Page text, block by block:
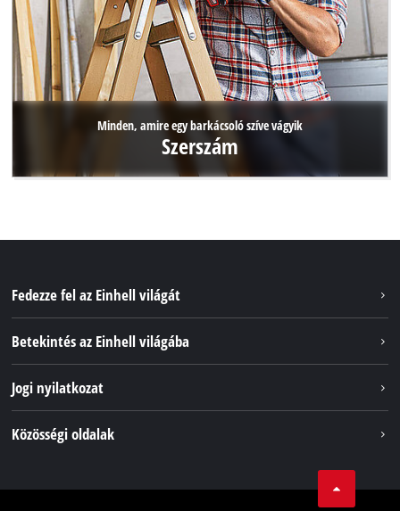
Minden, amire egy barkácsoló szíve vágyik
Szerszám
Fedezze fel az Einhell világát
Betekintés az Einhell világába
Az Einhell világszerte
Jogi nyilatkozat
Közösségi oldalak